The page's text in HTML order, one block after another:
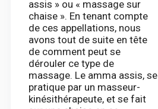
assis » ou « massage sur
chaise ». En tenant compte
de ces appellations, nous
avons tout de suite en tête
de comment peut se
dérouler ce type de
massage. Le amma assis, se
pratique par un masseur-
kinésithérapeute, et se fait